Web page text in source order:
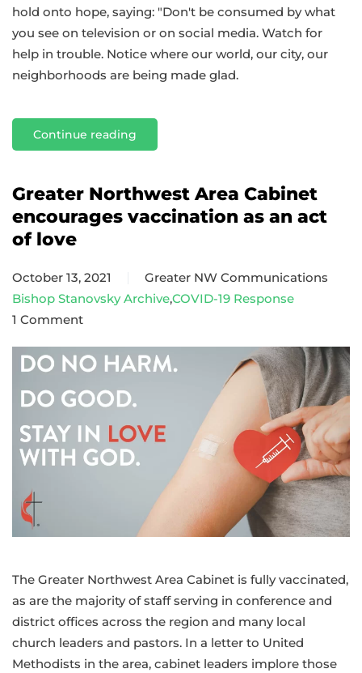
hold onto hope, saying: "Don't be consumed by what
you see on television or on social media. Watch for
help in trouble. Notice where our world, our city, our
neighborhoods are being made glad.
Continue reading
Greater Northwest Area Cabinet
encourages vaccination as an act
of love
October 13, 2021
Greater NW Communications
Bishop Stanovsky Archive,COVID-19 Response
1 Comment
on
Greater
Northwest
Area
encourages
vaccination
an
act
of
The Greater Northwest Area Cabinet is fully vaccinated,
as are the majority of staff serving in conference and
district offices across the region and many local
church leaders and pastors. In a letter to United
Methodists in the area, cabinet leaders implore those